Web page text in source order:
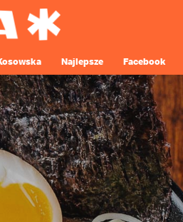
Najlepsze Facebook